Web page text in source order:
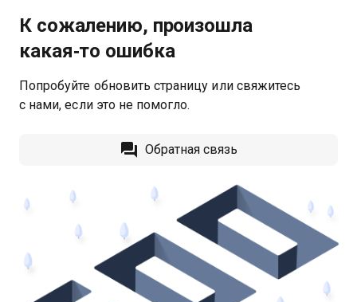
К сожалению, произошла
какая‑то ошибка
Попробуйте обновить страницу или свяжитесь
с нами, если это не помогло.
Обратная связь